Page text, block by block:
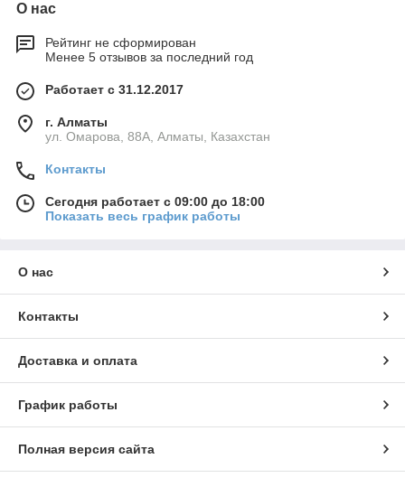
О нас
Рейтинг не сформирован
Менее 5 отзывов за последний год
Работает с 31.12.2017
г. Алматы
ул. Омарова, 88А, Алматы, Казахстан
Контакты
Сегодня работает с 09:00 до 18:00
Показать весь график работы
О нас
Контакты
Доставка и оплата
График работы
Полная версия сайта